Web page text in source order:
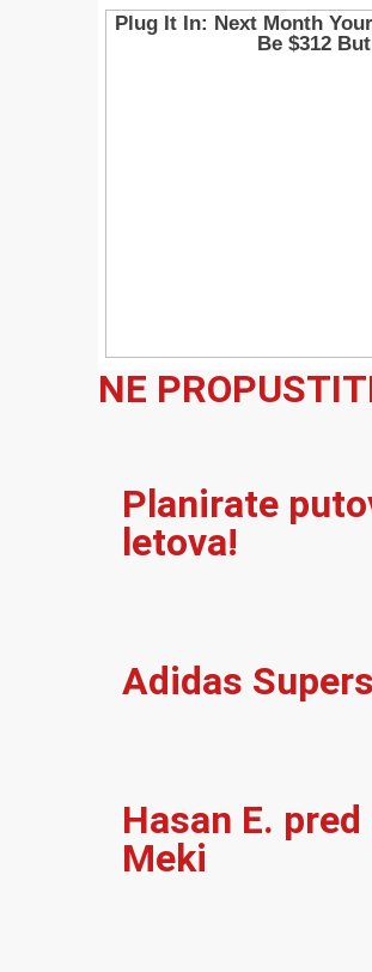
NE
Planirate
letova!
Adidas
Hasan E.
Meki